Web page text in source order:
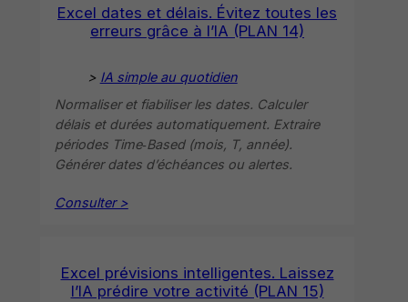
Excel dates et délais. Évitez toutes les
erreurs grâce à l’IA (PLAN 14)
> IA simple au quotidien
Normaliser et fiabiliser les dates. Calculer
délais et durées automatiquement. Extraire
périodes Time‑Based (mois, T, année).
Générer dates d’échéances ou alertes.
Consulter >
Excel prévisions intelligentes. Laissez
l’IA prédire votre activité (PLAN 15)